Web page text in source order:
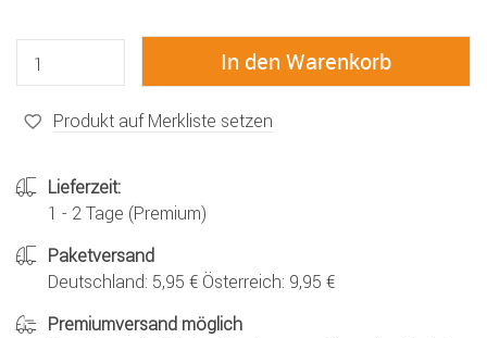
Produkt auf Merkliste setzen
Lieferzeit:
1 - 2 Tage (Premium)
Paketversand
Deutschland: 5,95 € Österreich: 9,95 €
Premiumversand möglich